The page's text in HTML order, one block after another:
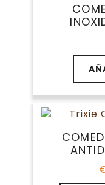
se
elegir
página
de